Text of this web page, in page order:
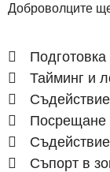
Доброволците
Подготовка
Тайминг и
Посрещане
Съпорт в